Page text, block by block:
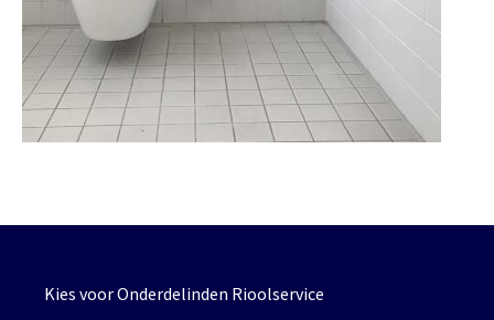
Kies voor Onderdelinden Rioolservice